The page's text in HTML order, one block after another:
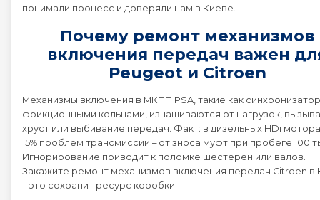
Peugeot 207
Peugeot 208
Peugeot 3008
Peugeot 307
понимали процесс и доверяли нам в Киеве.
Почему ремонт механизмов
включения передач важен
Peugeot и Citroen
Механизмы включения в МКПП PSA, такие как
фрикционными кольцами, изнашиваются от нагрузок,
хруст или выбивание передач. Факт: в дизельных HDi
15% проблем трансмиссии – от зноса муфт при пробеге 100
Игнорирование приводит к поломке шестерен или валов.
Закажите ремонт механизмов включения передач Citroen в
– это сохранит ресурс коробки.